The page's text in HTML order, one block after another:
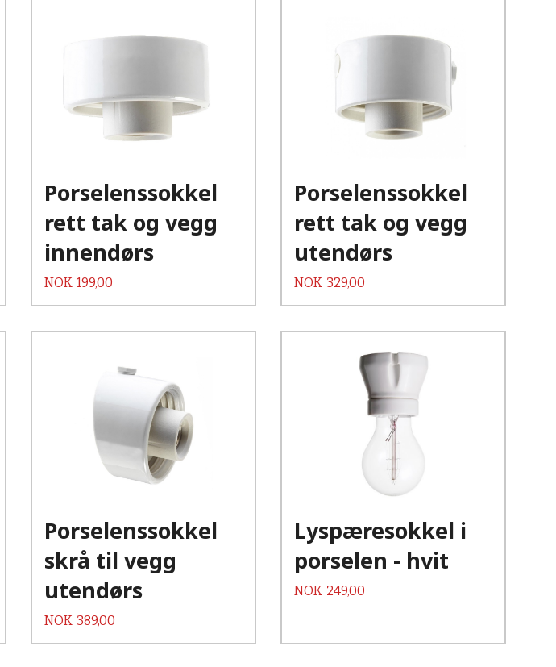
Porselenssokkel
rett tak og vegg
innendørs
Pris
NOK 199,00
Porselenssokkel
rett tak og vegg
utendørs
Pris
NOK 329,00
Porselenssokkel
skrå til vegg
utendørs
Pris
NOK 389,00
Kjøp
Les mer
Lyspæresokkel i
porselen - hvit
Pris
NOK 249,00
Kjøp
Les mer